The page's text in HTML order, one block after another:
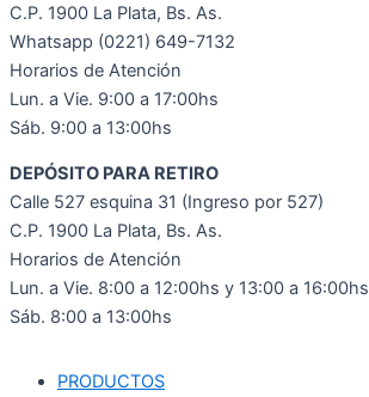
C.P. 1900 La Plata, Bs. As.
Whatsapp (0221) 649-7132
Horarios de Atención
Lun. a Vie. 9:00 a 17:00hs
Sáb. 9:00 a 13:00hs
DEPÓSITO PARA RETIRO
Calle 527 esquina 31 (Ingreso por 527)
C.P. 1900 La Plata, Bs. As.
Horarios de Atención
Lun. a Vie. 8:00 a 12:00hs y 13:00 a 16:00hs
Sáb. 8:00 a 13:00hs
PRODUCTOS